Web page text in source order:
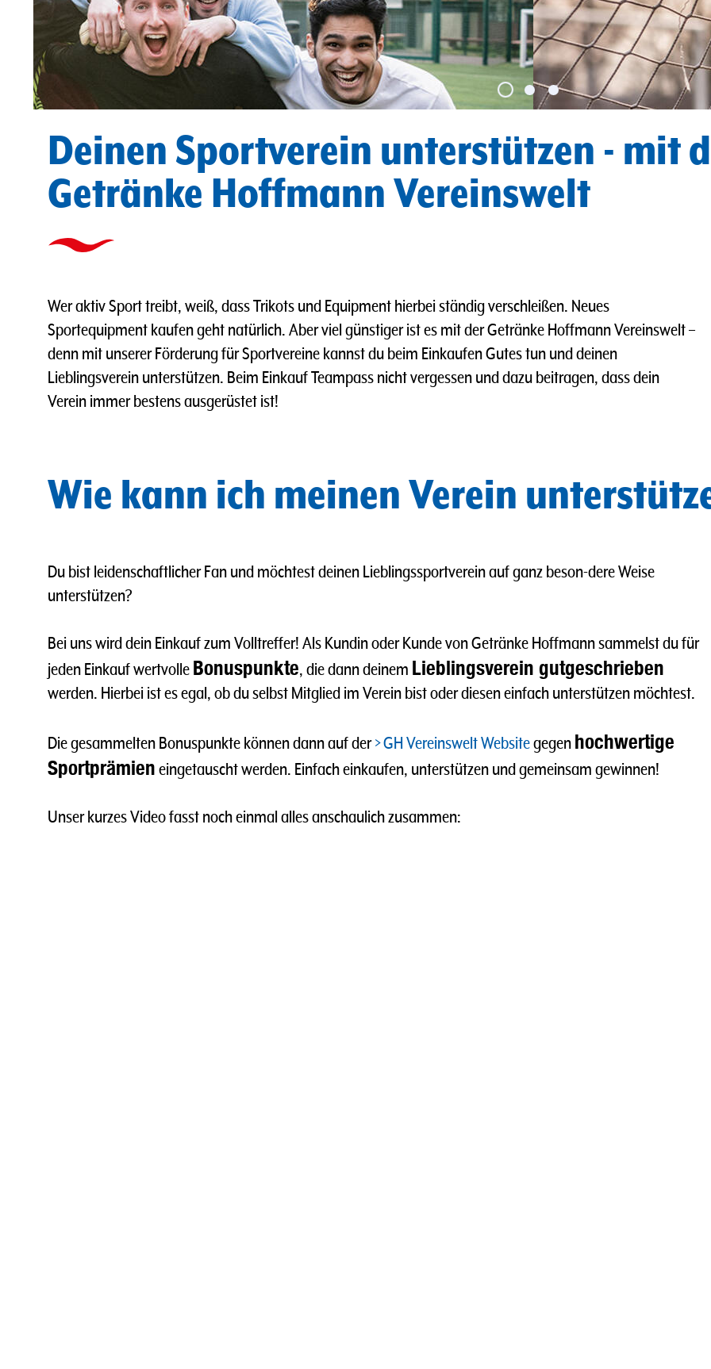
Deinen Sportverein unterstützen - mit
Getränke Hoffmann Vereinswelt
Wer aktiv Sport treibt, weiß, dass Trikots und Equipment hierbei ständig verschleißen. Neues
Sportequipment kaufen geht natürlich. Aber viel günstiger ist es mit der Getränke Hoffmann Vereinswelt –
denn mit unserer Förderung für Sportvereine kannst du beim Einkaufen Gutes tun und deinen
Lieblingsverein unterstützen. Beim Einkauf Teampass nicht vergessen und dazu beitragen, dass dein
Verein immer bestens ausgerüstet ist!
Wie kann ich meinen Verein
Du bist leidenschaftlicher Fan und möchtest deinen Lieblingssportverein auf ganz beson-dere Weise
unterstützen?
Bei uns wird dein Einkauf zum Volltreffer! Als Kundin oder Kunde von Getränke Hoffmann sammelst du für
jeden Einkauf wertvolle Bonuspunkte, die dann deinem Lieblingsverein gutgeschrieben
werden. Hierbei ist es egal, ob du selbst Mitglied im Verein bist oder diesen einfach unterstützen möchtest.
Die gesammelten Bonuspunkte können dann auf der GH Vereinswelt Websitegegen hochwertige
Sportprämien eingetauscht werden. Einfach einkaufen, unterstützen und gemeinsam gewinnen!
Unser kurzes Video fasst noch einmal alles anschaulich zusammen: